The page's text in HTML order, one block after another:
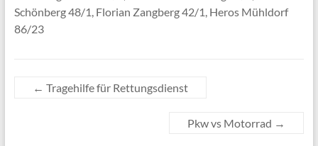
Schönberg 48/1, Florian Zangberg 42/1, Heros Mühldorf
86/23
← Tragehilfe für Rettungsdienst
Pkw vs Motorrad →